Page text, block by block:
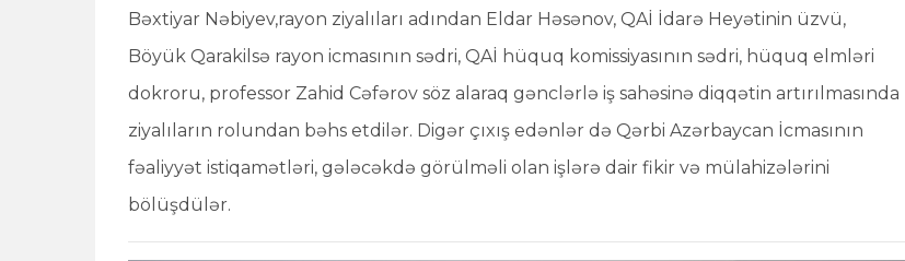
Bəxtiyar Nəbiyev,rayon ziyalıları adından Eldar Həsənov, QAİ İdarə Heyətinin üzvü,
Böyük Qarakilsə rayon icmasının sədri, QAİ hüquq komissiyasının sədri, hüquq elmləri
dokroru, professor Zahid Cəfərov söz alaraq gənclərlə iş sahəsinə diqqətin artırılmasında
ziyalıların rolundan bəhs etdilər. Digər çıxış edənlər də Qərbi Azərbaycan İcmasının
fəaliyyət istiqamətləri, gələcəkdə görülməli olan işlərə dair fikir və mülahizələrini
bölüşdülər.